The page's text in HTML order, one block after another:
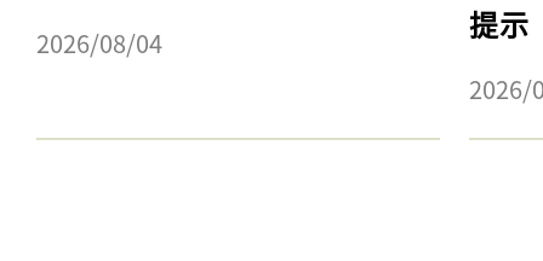
2026/08/04
提示
2026/